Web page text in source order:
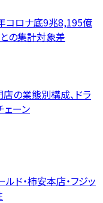
コロナ底9兆8,195億
の集計対象差
の業態別構成、ドラ
ェーン
ルド・柿安本店・フジッ